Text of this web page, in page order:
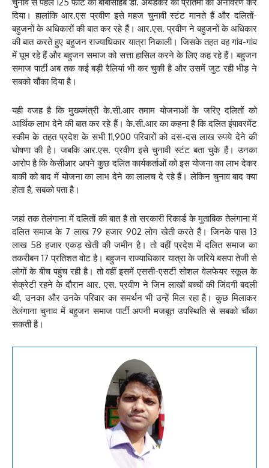
दिया। हालांकि आर.एस प्रवीण इसे महज चुनावी स्टंट मानते हैं और दलितों-
बहुजनों के अधिकारों की बात कर रहे हैं। आर.एस. प्रवीण ने बहुजनों के अधिकार
की बात करते हुए बहुजन राज्याधिकार यात्रा निकाली। जिसके तहत वह गांव-गांव
में घूम रहे हैं और बहुजन समाज को सत्ता हासिल करने के लिए कह रहे हैं। बहुजन
समाज पार्टी अब तक कई बड़ी रैलियां भी कर चुकी है और उसमें जुट रही भीड़ ने
सबको चौंका दिया है।
यही वजह है कि मुख्यमंत्री के.सी.आर तमाम योजनाओं के जरिए दलितों को
आर्थिक लाभ देने की बात कर रहे हैं। के.सी.आर का कहना है कि दलित इंपावरमेंट
स्कीम के तहत प्रदेश के सभी 11,900 परिवारों को दस-दस लाख रुपये देने की
घोषणा की है। जबकि आर.एस. प्रवीण इसे चुनावी स्टंट बता चुके हैं। उनका
आरोप है कि केसीआर अपने कुछ दलित कार्यकर्ताओं को इस योजना का लाभ देकर
बाकी को बाद में योजना का लाभ देने का लालच दे रहे हैं। लेकिन चुनाव बाद क्या
होता है, सबको पता है।
जहां तक तेलंगाना में दलितों की बात है तो सरकारी रिकार्ड के मुताबिक तेलंगाना में
दलित समाज के 7 लाख 79 हजार 902 लोग खेती करते हैं। जिनके पास 13
लाख 58 हजार एकड़ खेती की जमीन है। तो वहीं प्रदेश में दलित समाज का
तकरीबन 17 प्रतिशत वोट है। बहुजन राज्याधिकार यात्रा के जरिये बसपा तेजी से
लोगों के बीच पहुंच रही है। तो वहीं इसमें एससी-एसटी सोशल वेलफेयर स्कूल के
सेक्रेटी रहने के दौरान आर. एस. प्रवीण ने जिन लाखों बच्चों की जिंदगी बदली
थी, उनका और उनके परिवार का समर्थन भी उन्हें मिल रहा है। कुछ मिलाकर
तेलंगाना चुनाव में बहुजन समाज पार्टी अपनी मजबूत उपस्थिति से सबको चौंका
सकती है।